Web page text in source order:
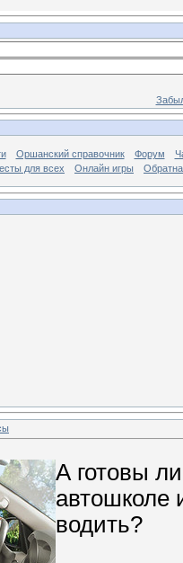
Оршанский справочник Форум
для всех
Онлайн игры
А готовы
автошколе
водить?